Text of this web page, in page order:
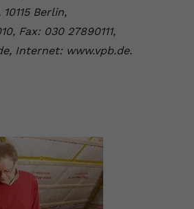
Berlin,
Fax: 030 27890111,
Internet: www.vpb.de.